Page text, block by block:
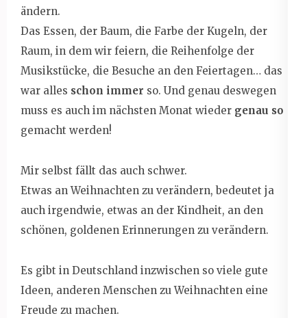
ändern.
Das Essen, der Baum, die Farbe der Kugeln, der
Raum, in dem wir feiern, die Reihenfolge der
Musikstücke, die Besuche an den Feiertagen… das
war alles schon immer so. Und genau deswegen
muss es auch im nächsten Monat wieder genau so
gemacht werden!
Mir selbst fällt das auch schwer.
Etwas an Weihnachten zu verändern, bedeutet ja
auch irgendwie, etwas an der Kindheit, an den
schönen, goldenen Erinnerungen zu verändern.
Es gibt in Deutschland inzwischen so viele gute
Ideen, anderen Menschen zu Weihnachten eine
Freude zu machen.